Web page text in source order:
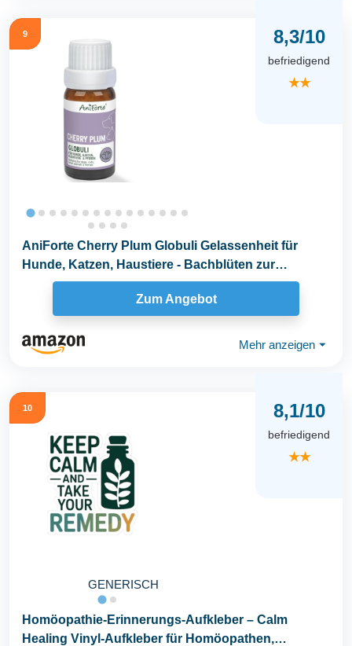
9 8,3/10
befriedigend
★★
AniForte Cherry Plum Globuli Gelassenheit für
Hunde, Katzen, Haustiere - Bachblüten zur
Beruhigung...
Zum Angebot
Mehr anzeigen ⏷
10
GENERISCH
8,1/10
befriedigend
★★
Homöopathie-Erinnerungs-Aufkleber – Calm
Healing Vinyl-Aufkleber für Homöopathen,